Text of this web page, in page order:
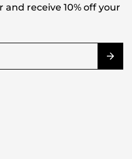
receive 10% off your